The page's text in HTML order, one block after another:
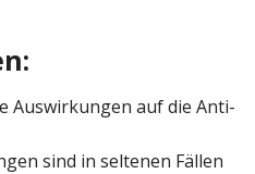
Auswirkungen auf die Anti-
sind in seltenen Fällen